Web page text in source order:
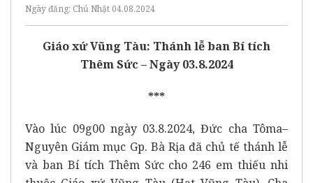
Ngày đăng: Chủ Nhật 04.08.2024
Giáo xứ Vũng Tàu: Thánh lễ ban Bí tích
Thêm Sức – Ngày 03.8.2024
***
Vào lúc 09g00 ngày 03.8.2024, Đức cha Tôma–
Nguyên Giám mục Gp. Bà Rịa đã chủ tế thánh lễ
và ban Bí tích Thêm Sức cho 246 em thiếu nhi